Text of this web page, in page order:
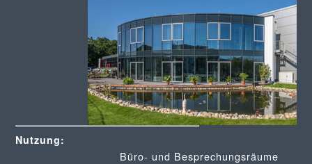
Nutzung:
Büro- und Besprechungsräume